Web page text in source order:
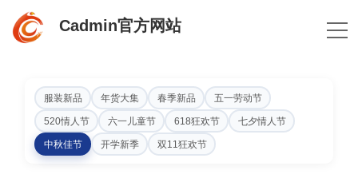
Cadmin官方网站
服装新品 年货大集 春季新品 五一劳动节
520情人节 六一儿童节 618狂欢节 七夕情人节
中秋佳节 开学新季 双11狂欢节